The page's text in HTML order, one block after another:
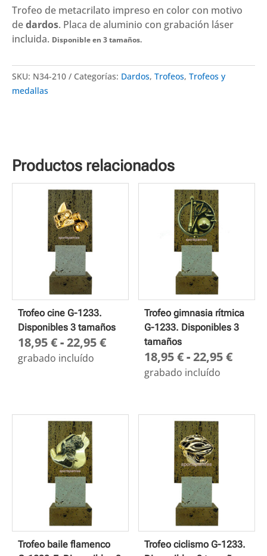
210.
Disponibles
3
cantidad
Trofeo de metacrilato impreso en color con motivo
dedardos. Placa de aluminio con grabación láser
incluida. Disponible en 3 tamaños.
SKU: N34-210 Categorías: Dardos, Trofeos, Trofeos y
medallas
Productos relacionados
Trofeo cine G-1233.
Disponibles 3 tamaños
18,95€-22,95€Rango
precios:
hasta
grabado incluído
Trofeo gimnasia rítmica
G-1233. Disponibles 3
tamaños
18,95€-22,95€
18,95
grabado incluído
Trofeo baile flamenco
Trofeo ciclismo G-1233.